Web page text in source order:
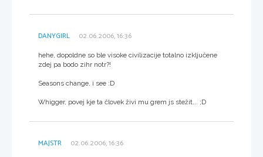
DANYGIRL 02.06.2006, 16:36
hehe, dopoldne so ble visoke civilizacije totalno izključene
zdej pa bodo zihr notr?!
Seasons change, i see :D
Whigger, povej kje ta človek živi mu grem js stežit... ;D
MAJSTR 02.06.2006, 16:36